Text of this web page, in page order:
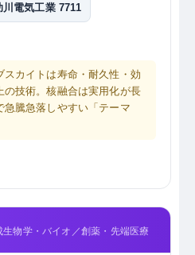
川電気工業 7711
スカイトは寿命・耐久性・効
の技術。核融合は実用化が長
急騰急落しやすい「テーマ
生物学・バイオ／創薬・先端医療